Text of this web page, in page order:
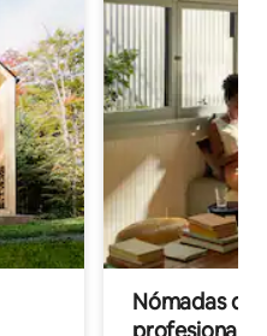
Nómadas